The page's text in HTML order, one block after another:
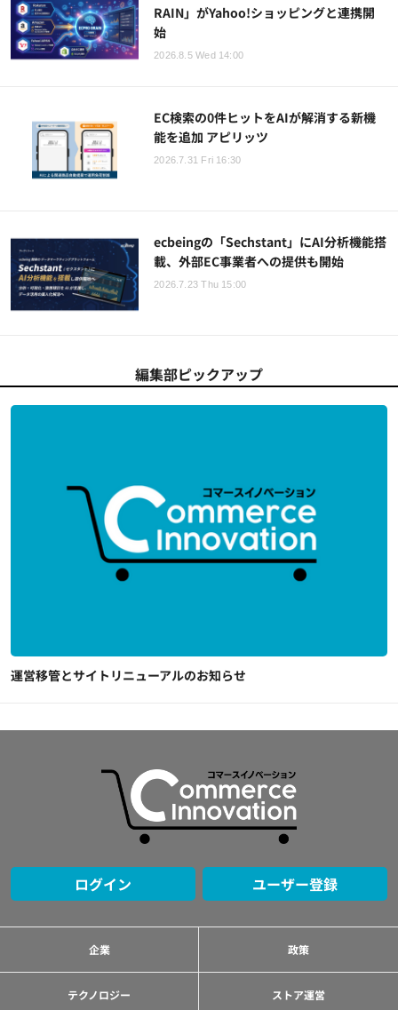
RAIN」がYahoo!ショッピングと連携開
始
2026.8.5 Wed 14:00
EC検索の0件ヒットをAIが解消する新機
能を追加 アピリッツ
2026.7.31 Fri 16:30
ecbeingの「Sechstant」にAI分析機能搭
載、外部EC事業者への提供も開始
2026.7.23 Thu 15:00
編集部ピックアップ
運営移管とサイトリニューアルのお知らせ
ログイン ユーザー登録
企業 政策
テクノロジー ストア運営